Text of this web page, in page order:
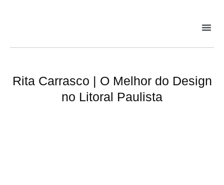
Rita Carrasco | O Melhor do Design
no Litoral Paulista